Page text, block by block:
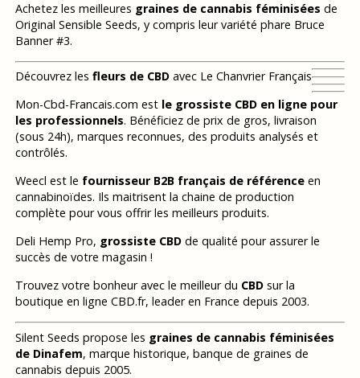
Achetez les meilleures graines de cannabis féminisées de
Original Sensible Seeds, y compris leur variété phare Bruce
Banner #3.
Découvrez les fleurs de CBDavec Le Chanvrier Français
Mon-Cbd-Francais.com est le grossiste CBD en ligne pour
les professionnels. Bénéficiez de prix de gros, livraison
(sous 24h), marques reconnues, des produits analysés et
contrôlés.
Weecl est le fournisseur B2B français de référenceen
cannabinoïdes. Ils maitrisent la chaine de production
complète pour vous offrir les meilleurs produits.
Deli Hemp Pro, grossiste CBDde qualité pour assurer le
succès de votre magasin !
Trouvez votre bonheur avec le meilleur du CBDsur la
boutique en ligne CBD.fr, leader en France depuis 2003.
Silent Seeds propose les graines de cannabis féminisées
de Dinafem, marque historique, banque de graines de
cannabis depuis 2005.